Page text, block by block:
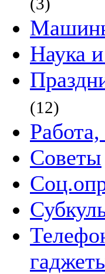
Наука
(12)
Советы